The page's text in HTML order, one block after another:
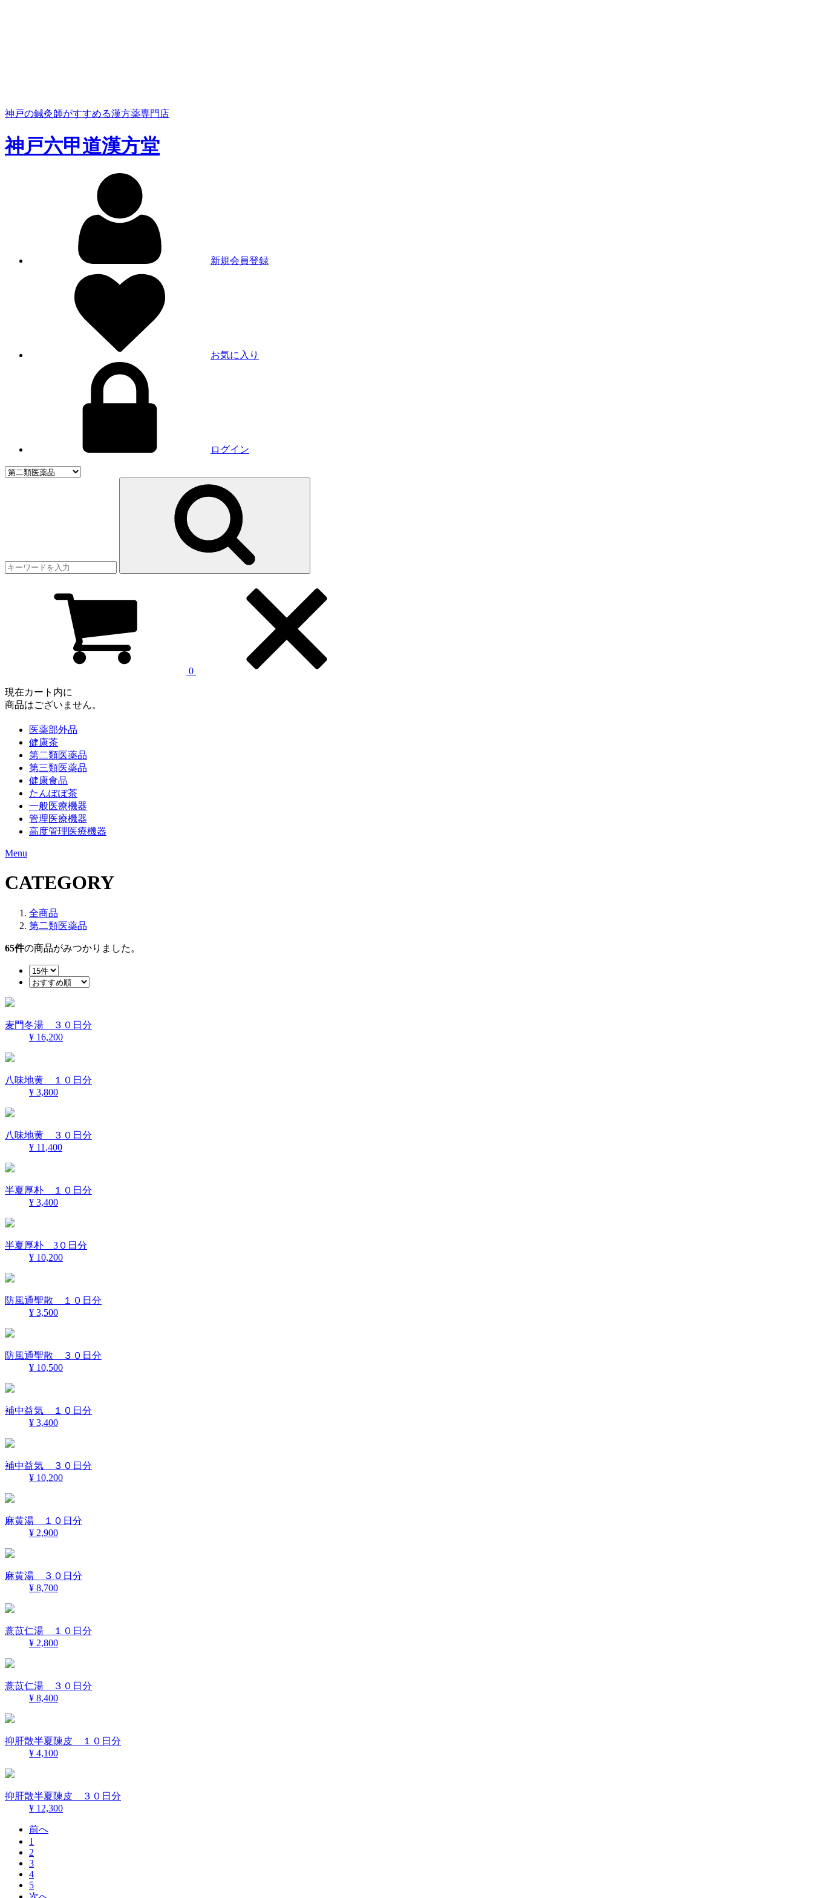
神戸の鍼灸師がすすめる漢方薬専門店
神戸六甲道漢方堂
新規会員登録
お気に入り
ログイン
0
現在カート内に
商品はございません。
医薬部外品
健康茶
第二類医薬品
第三類医薬品
健康食品
たんぽぽ茶
一般医療機器
管理医療機器
高度管理医療機器
Menu
CATEGORY
全商品
第二類医薬品
65件の商品がみつかりました。
麦門冬湯 ３０日分
¥ 16,200
八味地黄 １０日分
¥ 3,800
八味地黄 ３０日分
¥ 11,400
半夏厚朴 １０日分
¥ 3,400
半夏厚朴 3０日分
¥ 10,200
防風通聖散 １０日分
¥ 3,500
防風通聖散 ３０日分
¥ 10,500
補中益気 １０日分
¥ 3,400
補中益気 ３０日分
¥ 10,200
麻黄湯 １０日分
¥ 2,900
麻黄湯 ３０日分
¥ 8,700
薏苡仁湯 １０日分
¥ 2,800
薏苡仁湯 ３０日分
¥ 8,400
抑肝散半夏陳皮 １０日分
¥ 4,100
抑肝散半夏陳皮 ３０日分
¥ 12,300
前へ
1
2
3
4
5